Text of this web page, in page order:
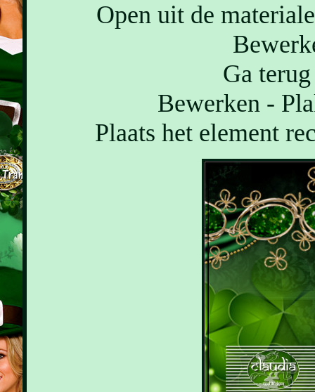
Open uit de
Ga
Bewerken -
Plaats het element